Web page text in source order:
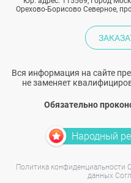
Орехово-Борисово Северное,
Вся информация на сайте
не заменяет
Обязательно
Народный
Политика конфиденциальности
данных